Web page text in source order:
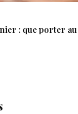
: que porter